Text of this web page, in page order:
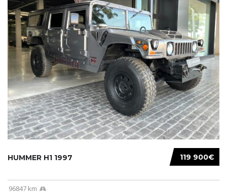
119 900€
HUMMER H1 1997
96847 km